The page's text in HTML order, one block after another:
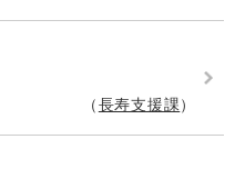
長寿支援課